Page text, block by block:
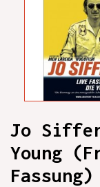
Jo
Young
Fassung)